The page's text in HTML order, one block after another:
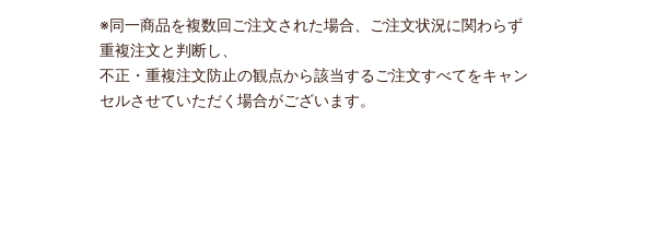
※同一商品を複数回ご注文された場合、ご注文状況に関わらず
重複注文と判断し、
不正・重複注文防止の観点から該当するご注文すべてをキャン
セルさせていただく場合がございます。